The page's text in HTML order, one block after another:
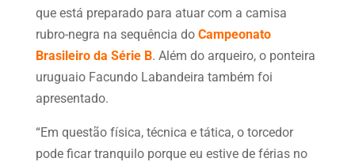
que está preparado para atuar com a camisa
rubro-negra na sequência do Campeonato
Brasileiro da Série B. Além do arqueiro, o ponteira
uruguaio Facundo Labandeira também foi
apresentado.
“Em questão física, técnica e tática, o torcedor
pode ficar tranquilo porque eu estive de férias no